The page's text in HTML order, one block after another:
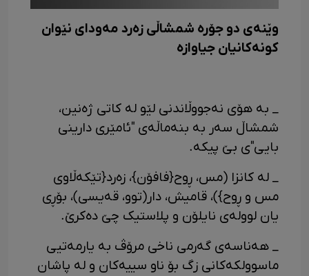
وێنەی دو جۆره شمشاڵی زەرد مەودای نێوان
کونەکانیان جیاوازه
_ به هۆی نەجووڵاندنی لێو له کاتی ژەنین،
شمشاڵ سەر به بنەماڵەی "ئامێری دارینی
بایی"ی بێ پیکه.
_ له کانزا (مس، ڕوح{فافۆن}، زەرد{تێکەڵاوی
مس و ڕوح})، قامیش، دار(توو، قەیسی)، بۆڕی
یان لوولەی نایلۆن و پلاستیک چێ دەکرێ.
_ هەناسەی گەرمی ناخی مرۆڤ به یارمەتیی
ماسوولکەکانی زگ بۆ ناو سییەکان و له پاشان